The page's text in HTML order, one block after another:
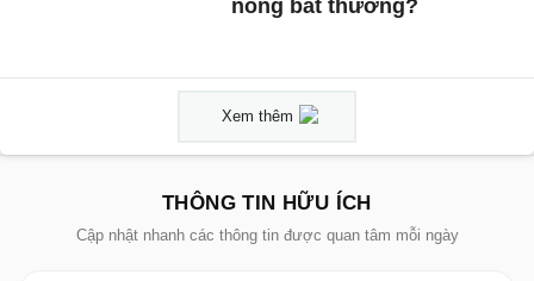
nóng bất thường?
Xem thêm
THÔNG TIN HỮU ÍCH
Cập nhật nhanh các thông tin được quan tâm mỗi ngày